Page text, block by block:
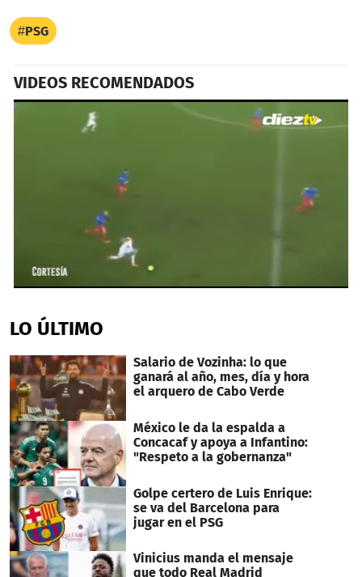
PSG
VIDEOS RECOMENDADOS
of
1
34
seconds
LO ÚLTIMO
Salario de Vozinha: lo que
ganará al año, mes, día y hora
el arquero de Cabo Verde
México le da la espalda a
Concacaf y apoya a Infantino:
"Respeto a la gobernanza"
Golpe certero de Luis Enrique:
se va del Barcelona para
jugar en el PSG
Vinicius manda el mensaje
que todo Real Madrid